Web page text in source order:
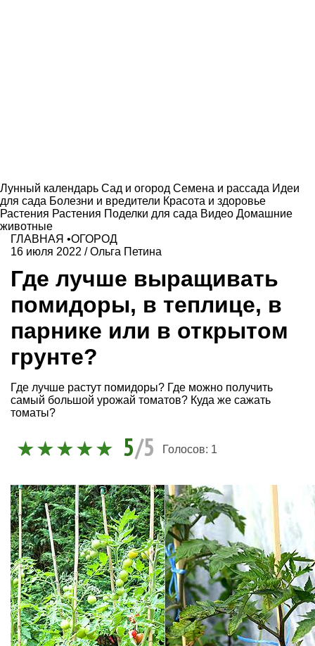
Лунный календарь Сад и огород Семена и рассада Идеи
для сада Болезни и вредители Красота и здоровье
Растения Растения Поделки для сада Видео Домашние
животные
ГЛАВНАЯ •ОГОРОД
16 июля 2022 /Ольга Петина
Где лучше выращивать
помидоры, в теплице, в
парнике или в открытом
грунте?
Где лучше растут помидоры? Где можно получить
самый большой урожай томатов? Куда же сажать
томаты?
5/5 Голосов: 1